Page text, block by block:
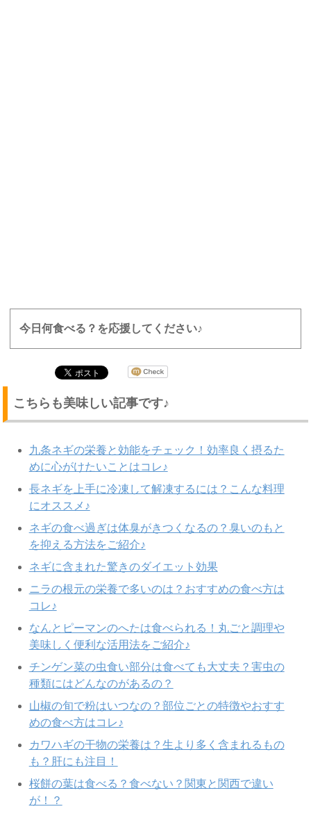
今日何食べる？を応援してください♪
こちらも美味しい記事です♪
九条ネギの栄養と効能をチェック！効率良く摂るた
めに心がけたいことはコレ♪
長ネギを上手に冷凍して解凍するには？こんな料理
にオススメ♪
ネギの食べ過ぎは体臭がきつくなるの？臭いのもと
を抑える方法をご紹介♪
ネギに含まれた驚きのダイエット効果
ニラの根元の栄養で多いのは？おすすめの食べ方は
コレ♪
なんとピーマンのへたは食べられる！丸ごと調理や
美味しく便利な活用法をご紹介♪
チンゲン菜の虫食い部分は食べても大丈夫？害虫の
種類にはどんなのがあるの？
山椒の旬で粉はいつなの？部位ごとの特徴やおすす
めの食べ方はコレ♪
カワハギの干物の栄養は？生より多く含まれるもの
も？肝にも注目！
桜餅の葉は食べる？食べない？関東と関西で違い
が！？